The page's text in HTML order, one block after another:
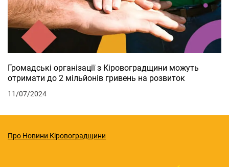
Громадські організації з Кіровоградщини можуть
отримати до 2 мільйонів гривень на розвиток
11/07/2024
Про Новини Кіровоградщини